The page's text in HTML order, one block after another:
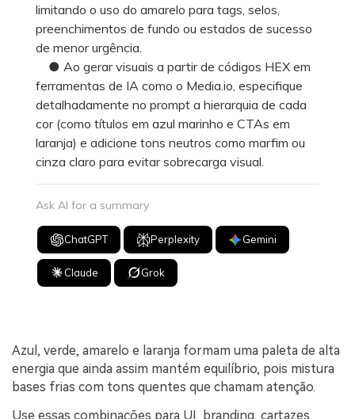
limitando o uso do amarelo para tags, selos,
preenchimentos de fundo ou estados de sucesso
de menor urgência.
● Ao gerar visuais a partir de códigos HEX em
ferramentas de IA como o Media.io, especifique
detalhadamente no prompt a hierarquia de cada
cor (como títulos em azul marinho e CTAs em
laranja) e adicione tons neutros como marfim ou
cinza claro para evitar sobrecarga visual.
Ask AI for a summary
ChatGPT Perplexity Gemini
Claude Grok
Azul, verde, amarelo e laranja formam uma paleta de alta
energia que ainda assim mantém equilíbrio, pois mistura
bases frias com tons quentes que chamam atenção.
Use essas combinações para UI, branding, cartazes,